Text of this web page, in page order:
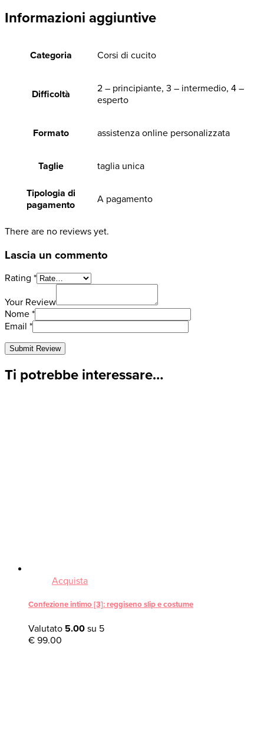
Informazioni aggiuntive
Categoria Corsi di cucito
Difficoltà
2 – principiante, 3 – intermedio, 4 –
esperto
Formato assistenza online personalizzata
Taglie taglia unica
Tipologia di
pagamento
A pagamento
There are no reviews yet.
Lascia un commento
Rating *
Your Review
Nome *
Email *
Ti potrebbe interessare…
Acquista
Confezione intimo [3]: reggiseno slip e costume
Valutato 5.00 su 5
€ 99.00